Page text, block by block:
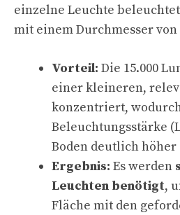
einzelne Leuchte
mit einem Durchmesser von
Vorteil: Die 15.000
einer kleineren,
konzentriert,
Beleuchtungsstärke
Boden deutlich höher
Ergebnis: Es werden
Leuchten benötigt,
Fläche mit den